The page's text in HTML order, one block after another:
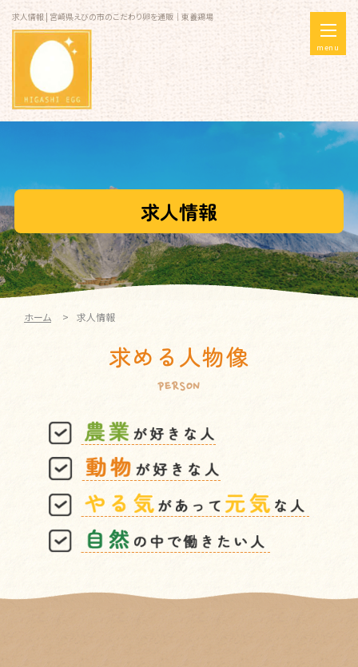
求人情報 | 宮崎県えびの市のこだわり卵を通販｜東養鶏場
menu
求人情報
ホーム 求人情報
求める人物像
PERSON